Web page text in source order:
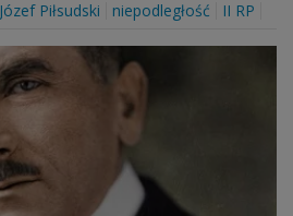
Józef Piłsudski niepodległość II RP